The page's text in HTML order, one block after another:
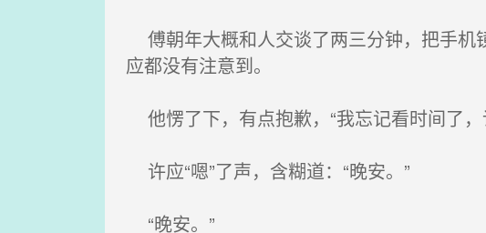
傅朝年大概和人交谈了两三分钟，把手机
应都没有注意到。
他愣了下，有点抱歉，“我忘记看时间了
许应“嗯”了声，含糊道：“晚安。”
“晚安。”